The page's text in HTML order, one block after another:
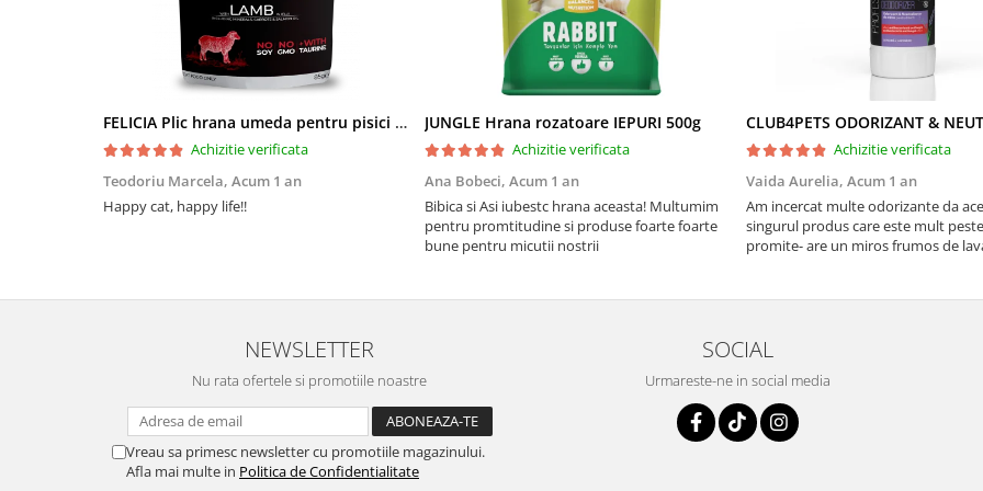
FELICIA Plic hrana umeda pentru pisici adulte, cu Miel, Set 12x85g
Achizitie verificata
Teodoriu Marcela, Acum 1 an
Happy cat, happy life!!
JUNGLE Hrana rozatoare IEPURI 500g
Achizitie verificata
Ana Bobeci, Acum 1 an
Bibica si Asi iubestc hrana aceasta! Multumim
pentru promtitudine si produse foarte foarte
bune pentru micutii nostrii
Achizitie verificata
Vaida Aurelia, Acum 1 an
Am incercat multe odorizante da
singurul produs care este mult
promite- are un miros frumos de
NEWSLETTER
Nu rata ofertele si promotiile noastre
Vreau sa primesc newsletter cu promotiile magazinului.
Afla mai multe in Politica de Confidentialitate
SOCIAL
Urmareste-ne in social media